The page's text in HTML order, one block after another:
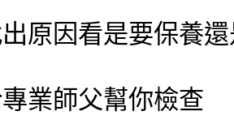
原因看是要保養
業師父幫你檢查